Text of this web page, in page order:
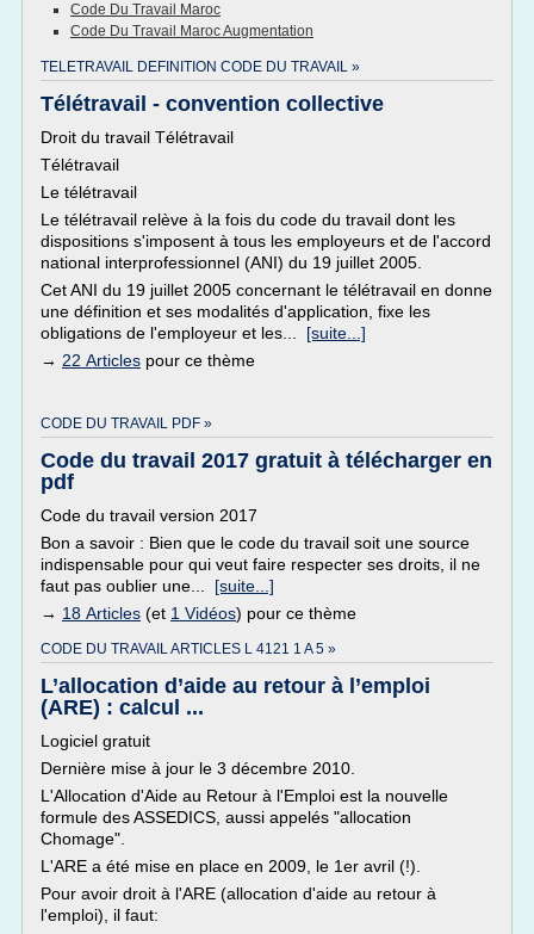
Code Du Travail Maroc
Code Du Travail Maroc Augmentation
TELETRAVAIL DEFINITION CODE DU TRAVAIL »
Télétravail - convention collective
Droit du travail Télétravail
Télétravail
Le télétravail
Le télétravail relève à la fois du code du travail dont les
dispositions s'imposent à tous les employeurs et de l'accord
national interprofessionnel (ANI) du 19 juillet 2005.
Cet ANI du 19 juillet 2005 concernant le télétravail en donne
une définition et ses modalités d'application, fixe les
obligations de l'employeur et les... [suite...]
→ 22 Articles pour ce thème
CODE DU TRAVAIL PDF »
Code du travail 2017 gratuit à télécharger en
pdf
Code du travail version 2017
Bon a savoir : Bien que le code du travail soit une source
indispensable pour qui veut faire respecter ses droits, il ne
faut pas oublier une... [suite...]
→ 18 Articles (et 1 Vidéos) pour ce thème
CODE DU TRAVAIL ARTICLES L 4121 1 A 5 »
L’allocation d’aide au retour à l’emploi
(ARE) : calcul ...
Logiciel gratuit
Dernière mise à jour le 3 décembre 2010.
L'Allocation d'Aide au Retour à l'Emploi est la nouvelle
formule des ASSEDICS, aussi appelés "allocation
Chomage".
L'ARE a été mise en place en 2009, le 1er avril (!).
Pour avoir droit à l'ARE (allocation d'aide au retour à
l'emploi), il faut: